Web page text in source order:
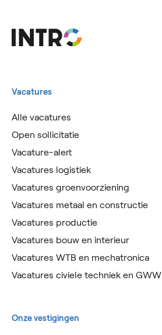
Vacatures
Alle vacatures
Open sollicitatie
Vacature-alert
Vacatures logistiek
Vacatures groenvoorziening
Vacatures metaal en constructie
Vacatures productie
Vacatures bouw en interieur
Vacatures WTB en mechatronica
Vacatures civiele techniek en GWW
Onze vestigingen